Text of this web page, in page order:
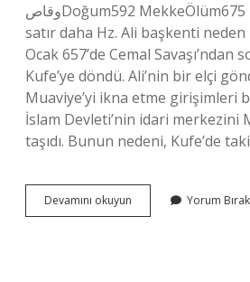
وقاصDoğum592 MekkeÖlüm675 MedineDinİslam2
satır daha Hz. Ali başkenti neden
Ocak 657’de Cemal Savaşı’ndan
Kufe’ye döndü. Ali’nin bir elçi
Muaviye’yi ikna etme girişimleri
İslam Devleti’nin idari merkezini
taşıdı. Bunun nedeni, Kufe’de
Devamını okuyun
Ne
Yorum Bırak